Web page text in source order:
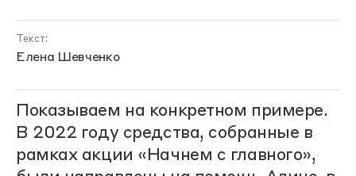
Текст:
Елена Шевченко
Показываем на конкретном примере.
В 2022 году средства, собранные в
рамках акции «Начнем с главного»,